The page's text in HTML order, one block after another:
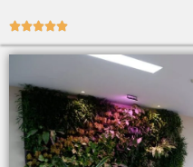
